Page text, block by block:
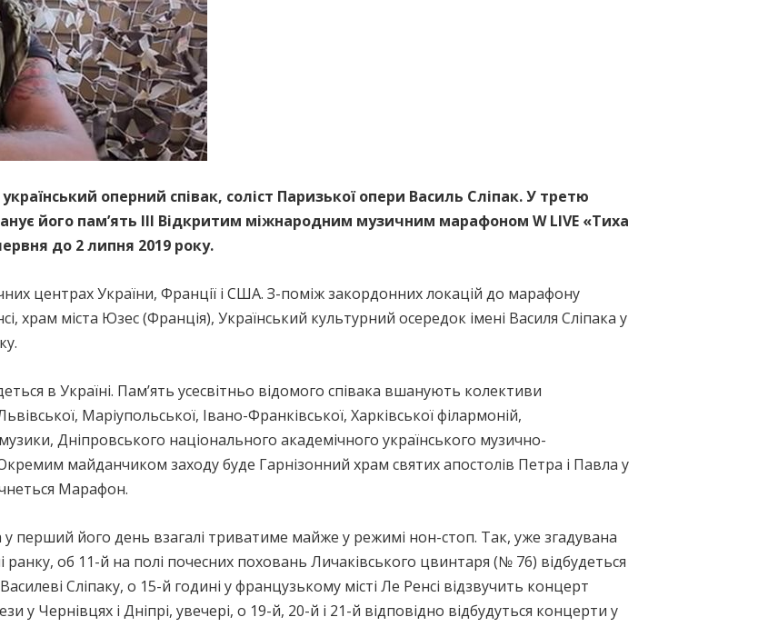
оперний співак, соліст Паризької опери Василь Сліпак. У третю
його пам’ять ІІІ Відкритим міжнародним музичним марафоном W LIVE «Тиха
до 2 липня 2019 року.
центрах України, Франції і США. З-поміж закордонних локацій до марафону
храм міста Юзес (Франція), Український культурний осередок імені Василя Сліпака у
в Україні. Пам’ять усесвітньо відомого співака вшанують колективи
Маріупольської, Івано-Франківської, Харківської філармоній,
Дніпровського національного академічного українського музично-
майданчиком заходу буде Гарнізонний храм святих апостолів Петра і Павла у
Марафон.
перший його день взагалі триватиме майже у режимі нон-стоп. Так, уже згадувана
ранку, об 11-й на полі почесних поховань Личаківського цвинтаря (№ 76) відбудеться
Сліпаку, о 15-й годині у французькому місті Ле Ренсі відзвучить концерт
у Чернівцях і Дніпрі, увечері, о 19-й, 20-й і 21-й відповідно відбудуться концерти у